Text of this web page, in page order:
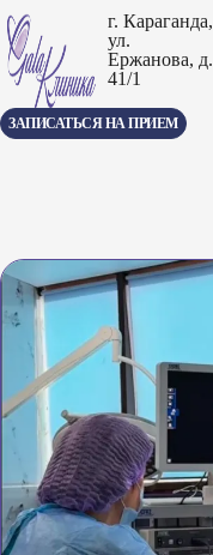
г. Караганда,
ул.
Ержанова, д.
41/1
ЗАПИСАТЬСЯ НА ПРИЕМ